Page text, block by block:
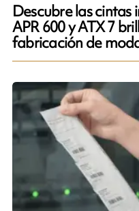
Descubre las cintas
APR 600 y ATX 7
fabricación de